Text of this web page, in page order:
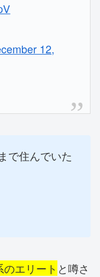
12,
で住んでいた
エリート と噂さ